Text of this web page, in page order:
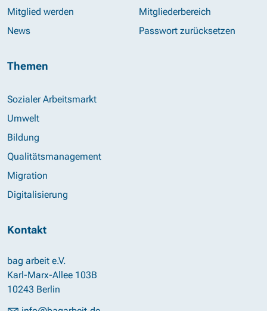
Mitglied werden
News
Mitgliederbereich
Passwort zurücksetzen
Themen
Sozialer Arbeitsmarkt
Umwelt
Bildung
Qualitätsmanagement
Migration
Digitalisierung
Kontakt
bag arbeit e.V.
Karl-Marx-Allee 103B
10243 Berlin